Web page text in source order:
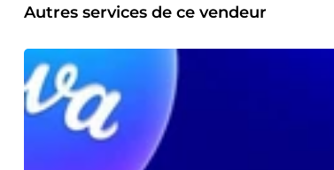
délais et communication fluide → Révisions
maintenant.
Autres services de ce vendeur